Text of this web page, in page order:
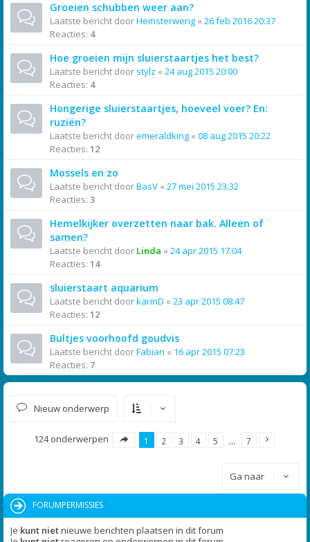
Groeien schubben weer aan?
Laatste bericht doorHemsterweng « 26 feb 2016 20:37
Reacties: 4
Hoe groeien mijn sluierstaartjes het best?
Laatste bericht door stylz « 24 aug 2015 20:00
Reacties: 4
Hongerige sluierstaartjes, hoeveel voer? En:
ruziën?
Laatste bericht dooremeraldking « 08 aug 2015 20:22
Reacties: 12
Mossels en zo
Laatste bericht doorBasV « 27 mei 2015 23:32
Reacties: 3
Hemelkijker overzetten naar bak. Alleen of
samen?
Laatste bericht door Linda « 24 apr 2015 17:04
Reacties: 14
sluierstaart aquarium
Laatste bericht doorkarinD « 23 apr 2015 08:47
Reacties: 12
Bultjes voorhoofd goudvis
Laatste bericht doorFabian « 16 apr 2015 07:23
Reacties: 7
Nieuw onderwerp
124 onderwerpen 1 2 3 4 5 … 7
Ga naar
FORUMPERMISSIES
Je kunt nietnieuwe berichten plaatsen in dit forum